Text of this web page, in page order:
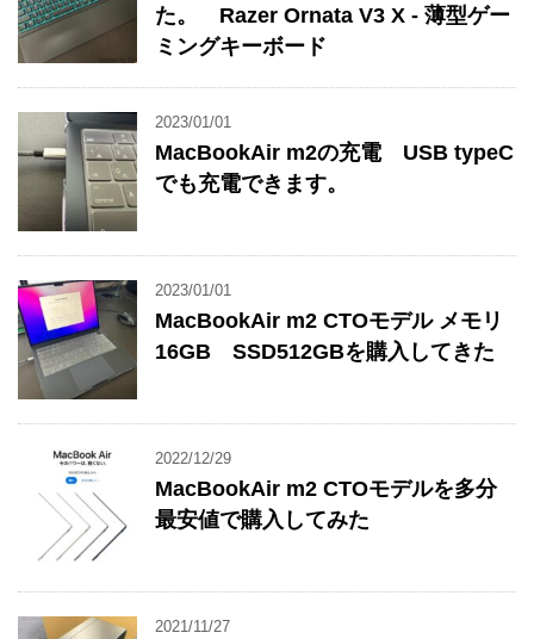
た。 Razer Ornata V3 X - 薄型ゲー
ミングキーボード
2023/01/01
MacBookAir m2の充電 USB typeC
でも充電できます。
2023/01/01
MacBookAir m2 CTOモデル メモリ
16GB SSD512GBを購入してきた
2022/12/29
MacBookAir m2 CTOモデルを多分
最安値で購入してみた
2021/11/27